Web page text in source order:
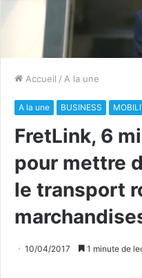
Accueil / A la une
A la une BUSINESS
FretLink, 6
pour mettre
le transport
10/04/2017 1 minute de